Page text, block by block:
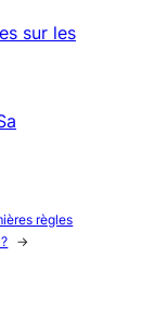
sur les
règles
→